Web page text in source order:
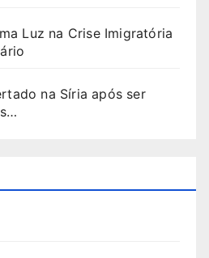
Luz na Crise Imigratória
na Síria após ser